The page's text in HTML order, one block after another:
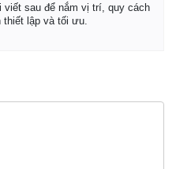
viết sau để nắm vị trí, quy cách
thiết lập và tối ưu.